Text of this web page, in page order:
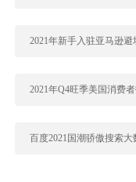
2021年新手入驻亚马逊避
2021年Q4旺季美国消费
百度2021国潮骄傲搜索大